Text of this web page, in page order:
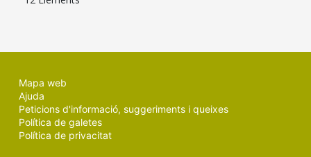
Mapa web
Ajuda
Peticions d'informació, suggeriments i queixes
Política de galetes
Política de privacitat